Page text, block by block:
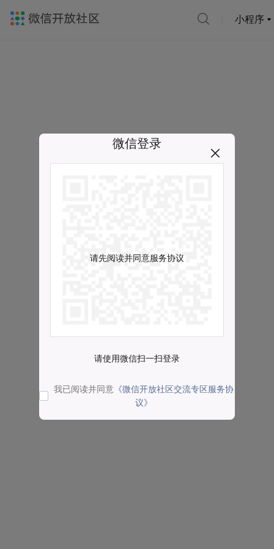
小程序
微信登录
请先阅读并同意服务协议
请使用微信扫一扫登录
我已阅读并同意 《微信开放社区交流专区服务协
议》